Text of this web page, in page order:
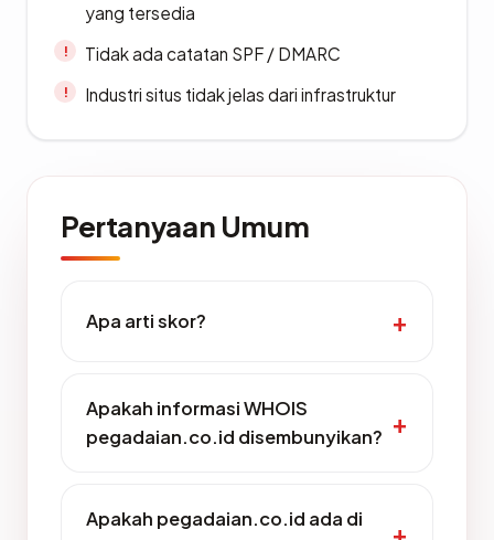
yang tersedia
Tidak ada catatan SPF / DMARC
Industri situs tidak jelas dari infrastruktur
Pertanyaan Umum
Apa arti skor?
Apakah informasi WHOIS
pegadaian.co.id disembunyikan?
Apakah pegadaian.co.id ada di